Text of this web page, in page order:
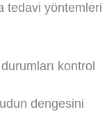
tedavi yöntemleri
kontrol
dengesini